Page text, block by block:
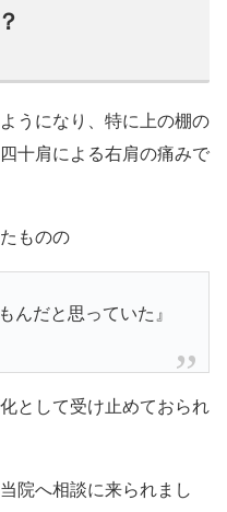
うになり、特に上の棚の
十肩による右肩の痛みで
ものの
んだと思っていた』
として受け止めておられ
院へ相談に来られまし